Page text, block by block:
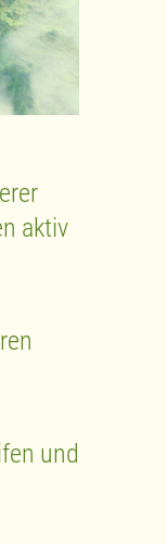
aktiv
und